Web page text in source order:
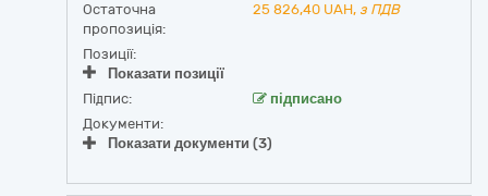
Остаточна
пропозиція:
25 826,40 UAH, з ПДВ
Позиції:
Показати позиції
Підпис:
підписано
Документи:
Показати документи (3)